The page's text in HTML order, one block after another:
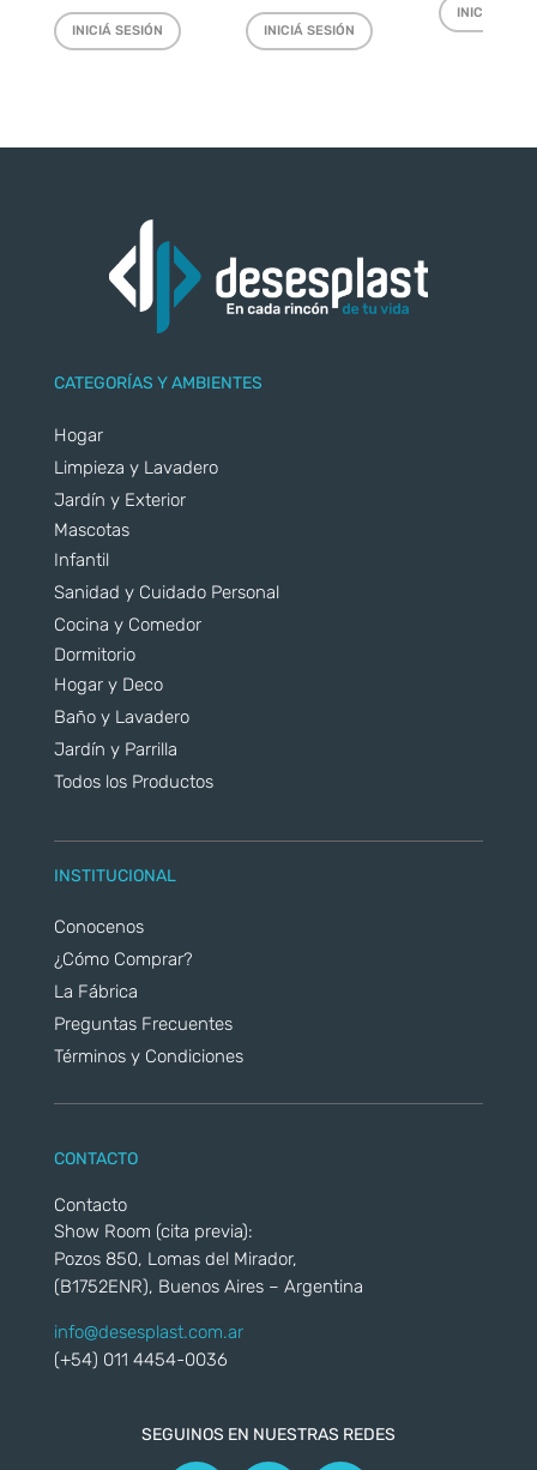
INICIÁ SESIÓN INICIÁ SESIÓN
INICIÁ
CATEGORÍAS Y AMBIENTES
Hogar
Limpieza y Lavadero
Jardín y Exterior
Mascotas
Infantil
Sanidad y Cuidado Personal
Cocina y Comedor
Dormitorio
Hogar y Deco
Baño y Lavadero
Jardín y Parrilla
Todos los Productos
INSTITUCIONAL
Conocenos
¿Cómo Comprar?
La Fábrica
Preguntas Frecuentes
Términos y Condiciones
CONTACTO
Contacto
Show Room (cita previa):
Pozos 850, Lomas del Mirador,
(B1752ENR), Buenos Aires – Argentina
info@desesplast.com.ar
(+54) 011 4454-0036
SEGUINOS EN NUESTRAS REDES